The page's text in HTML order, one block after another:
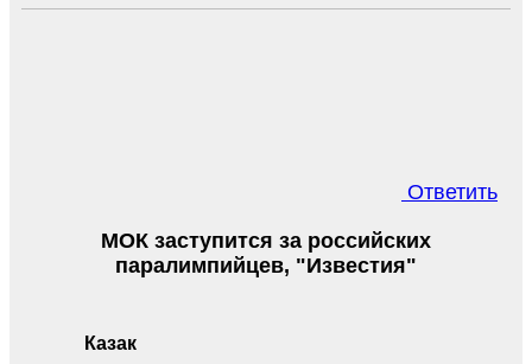
Ответить
Казак
МОК заступится за российских
паралимпийцев, "Известия"